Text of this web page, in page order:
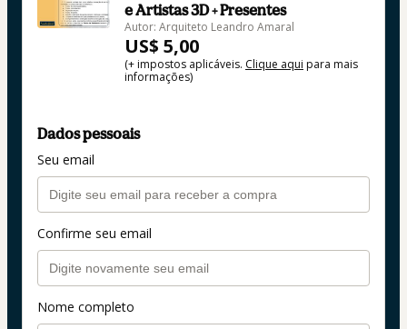
e Artistas 3D + Presentes
Autor: Arquiteto Leandro Amaral
US$ 5,00
(+ impostos aplicáveis. Clique aqui para mais
informações)
Dados pessoais
Seu email
Confirme seu email
Nome completo